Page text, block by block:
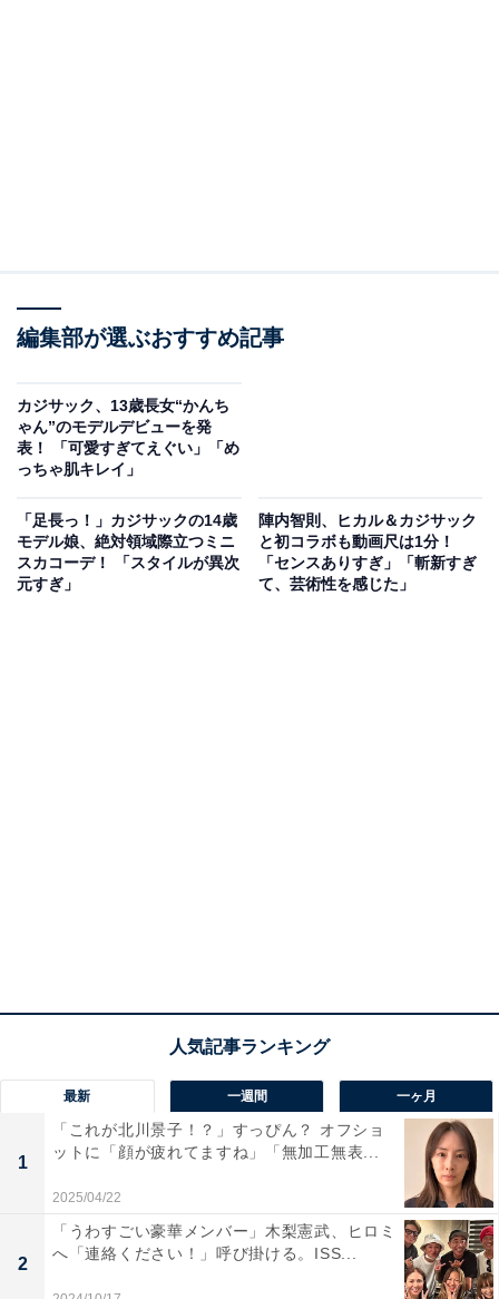
編集部が選ぶおすすめ記事
カジサック、13歳長女“かんち
ゃん”のモデルデビューを発
表！ 「可愛すぎてえぐい」「め
っちゃ肌キレイ」
「足長っ！」カジサックの14歳
モデル娘、絶対領域際立つミニ
スカコーデ！ 「スタイルが異次
元すぎ」
陣内智則、ヒカル＆カジサック
と初コラボも動画尺は1分！
「センスありすぎ」「斬新すぎ
て、芸術性を感じた」
最新 一週間 一ヶ月
1
「これが北川景子！？」すっぴん？ オフショ
ットに「顔が疲れてますね」「無加工無表...
2025/04/22
2
「うわすごい豪華メンバー」木梨憲武、ヒロミ
へ「連絡ください！」呼び掛ける。ISS...